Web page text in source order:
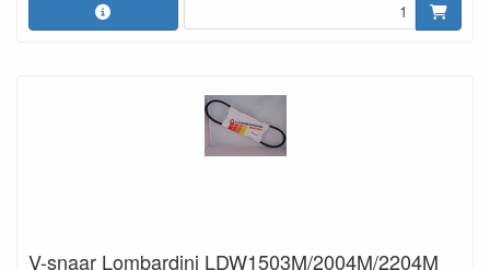
V-snaar Lombardini LDW1503M/2004M/2204M